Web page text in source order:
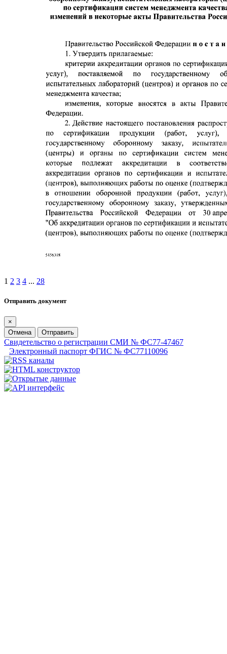
1 2 3 4 ... 28
Отправить документ
×
Отмена
Отправить
Свидетельство о регистрации СМИ № ФС77-47467
Электронный паспорт ФГИС № ФС77110096